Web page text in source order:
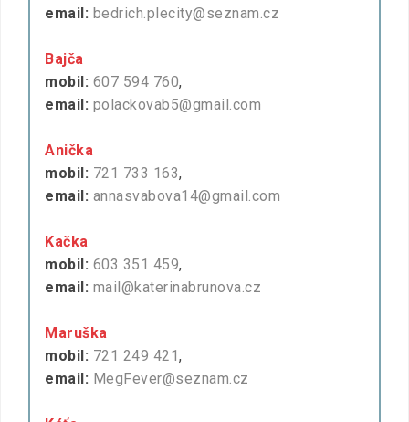
email: bedrich.plecity@seznam.cz
Bajča
mobil: 607 594 760,
email: polackovab5@gmail.com
Anička
mobil: 721 733 163,
email: annasvabova14@gmail.com
Kačka
mobil: 603 351 459,
email: mail@katerinabrunova.cz
Maruška
mobil: 721 249 421,
email: MegFever@seznam.cz